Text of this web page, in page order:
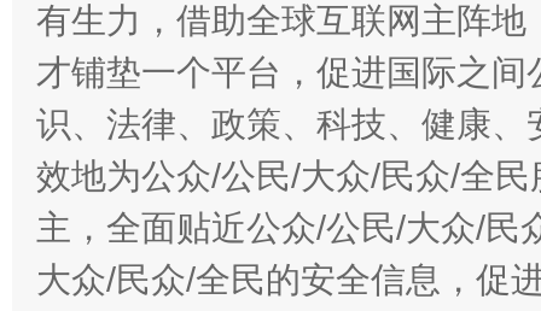
有生力，借助全球互联网主阵
才铺垫一个平台，促进国际之
识、法律、政策、科技、健康
效地为公众/公民/大众/民众/全
主，全面贴近公众/公民/大众/民
大众/民众/全民的安全信息，促